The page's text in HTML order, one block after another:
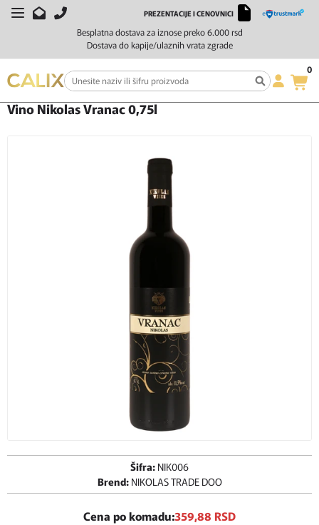
Besplatna dostava za iznose preko 6.000 rsd
Dostava do kapije/ulaznih vrata zgrade
PREZENTACIJE I CENOVNICI
0
Početna Vino Crveno vino Vino Nikolas Vranac 0,75l
Vino Nikolas Vranac 0,75l
Šifra: NIK006
Brend: NIKOLAS TRADE DOO
Cena po komadu:359,88 RSD